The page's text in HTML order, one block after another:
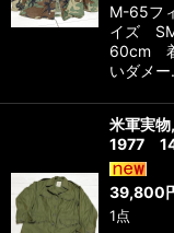
M-65フ
イズ
60cm
いダメ
米軍実
1977
39,800
1点